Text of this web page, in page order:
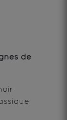
de